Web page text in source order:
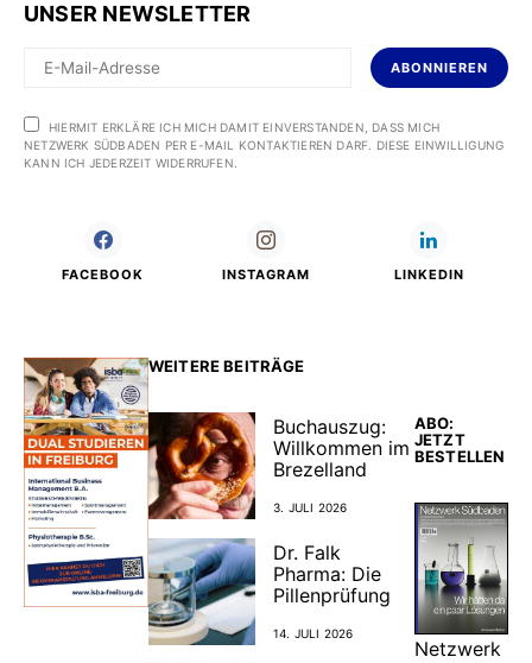
UNSER NEWSLETTER
ABONNIEREN
HIERMIT ERKLÄRE ICH MICH DAMIT EINVERSTANDEN, DASS MICH
NETZWERK SÜDBADEN PER E-MAIL KONTAKTIEREN DARF. DIESE EINWILLIGUNG
KANN ICH JEDERZEIT WIDERRUFEN.
FACEBOOK INSTAGRAM LINKEDIN
WEITERE BEITRÄGE
Buchauszug:
Willkommen im
Brezelland
3. JULI 2026
Dr. Falk
Pharma: Die
Pillenprüfung
14. JULI 2026
ABO:
JETZT
BESTELLEN
Netzwerk